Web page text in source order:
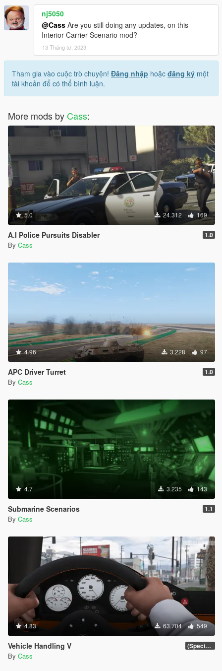
nj5050
@Cass Are you still doing any updates, on this
Interior Carrier Scenario mod?
13 Tháng tư, 2023
Tham gia vào cuộc trò chuyện! Đăng nhập hoặc đăng ký một
tài khoản để có thể bình luận.
More mods by Cass:
5.0 24.312 169
A.I Police Pursuits Disabler 1.0
By Cass
4.96 3.228 97
APC Driver Turret 1.0
By Cass
4.7 3.235 143
Submarine Scenarios 1.1
By Cass
4.83 63.704 549
Vehicle Handling V (Special Vehicle Circuit DLC)
By Cass